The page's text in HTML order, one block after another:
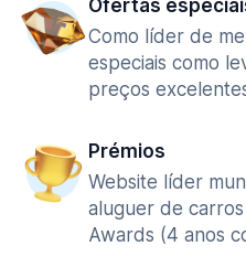
Ofertas
Como líder de
especiais como
preços
Prémios
Website líder
aluguer de
Awards (4 anos